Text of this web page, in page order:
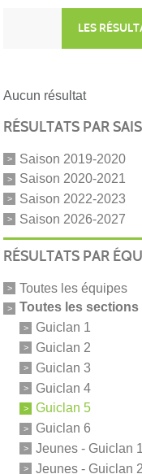
LES
Aucun résultat
RÉSULTATS PAR
Saison 2019-2020
Saison 2020-2021
Saison 2022-2023
Saison 2026-2027
RÉSULTATS PAR
Toutes les équipes
Toutes les
Guiclan 1
Guiclan 2
Guiclan 3
Guiclan 4
Guiclan 5
Guiclan 6
Jeunes - Guiclan 1
Jeunes - Guiclan 2